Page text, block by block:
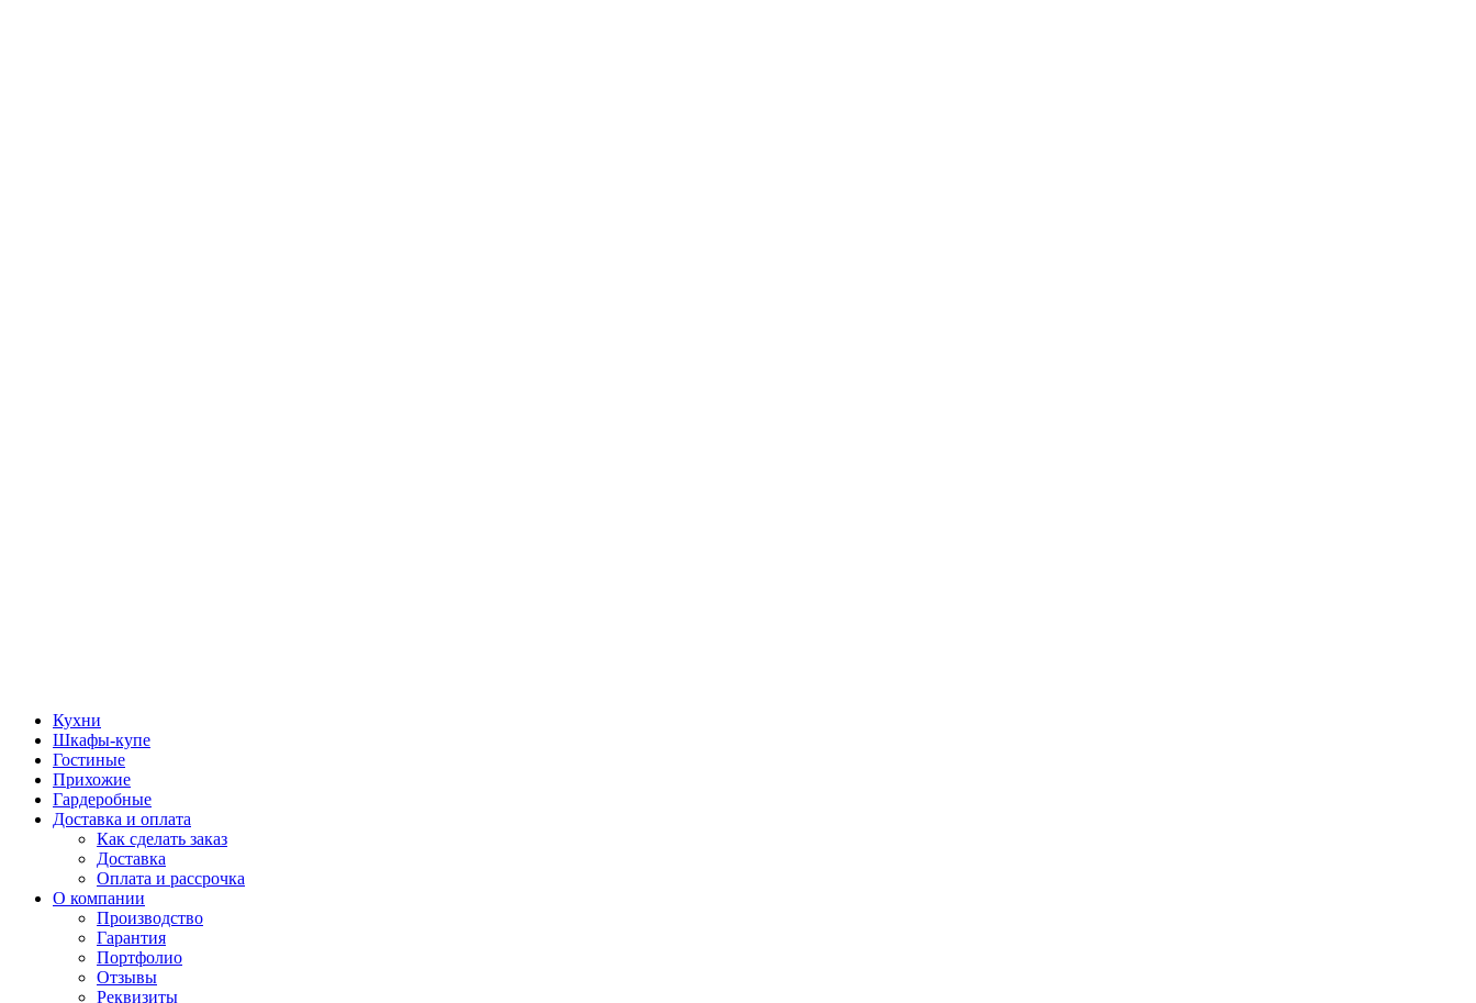
Кухни
Шкафы-купе
Гостиные
Прихожие
Гардеробные
Доставка и оплата
Как сделать заказ
Доставка
Оплата и рассрочка
О компании
Производство
Гарантия
Портфолио
Отзывы
Реквизиты